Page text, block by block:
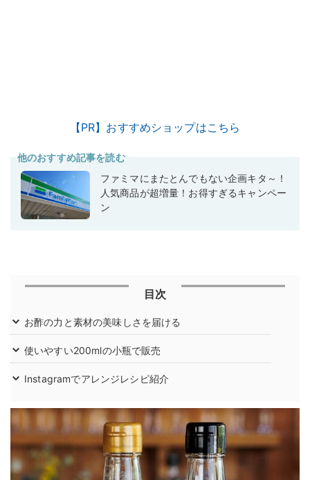
【PR】おすすめショップはこちら
他のおすすめ記事を読む
ファミマにまたとんでもない企画キタ～！
人気商品が超増量！お得すぎるキャンペー
ン
目次
お酢の力と素材の美味しさを届ける
使いやすい200mlの小瓶で販売
Instagramでアレンジレシピ紹介